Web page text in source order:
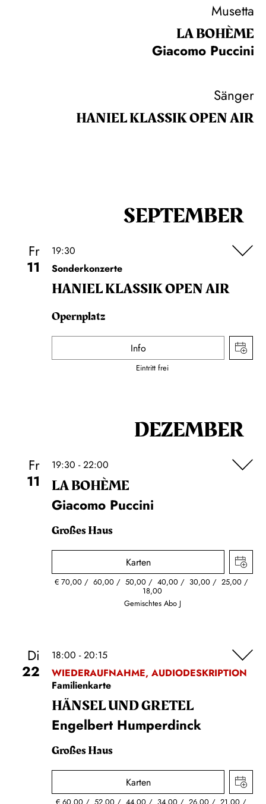
Musetta
LA BOHÈME
Giacomo Puccini
Sänger
HANIEL KLASSIK OPEN AIR
SEPTEMBER
Fr
11
19:30
Sonderkonzerte
HANIEL KLASSIK OPEN AIR
Opernplatz
Info
Eintritt frei
DEZEMBER
Fr
11
19:30 - 22:00
LA BOHÈME
Giacomo Puccini
Großes Haus
Karten
€ 70,00 60,00 50,00 40,00 30,00 25,00
18,00
Gemischtes Abo J
Di
22
18:00 - 20:15
WIEDERAUFNAHME, AUDIODESKRIPTION
Familienkarte
HÄNSEL UND GRETEL
Engelbert Humperdinck
Großes Haus
Karten